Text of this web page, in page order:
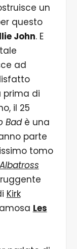
un
questo
John. E
ad
prima di
il 25
Badè una
parte
tomo
Kirk
Les